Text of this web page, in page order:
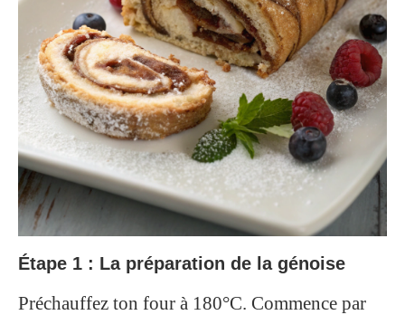
Étape 1 : La préparation de la génoise
Préchauffez ton four à 180°C. Commence par